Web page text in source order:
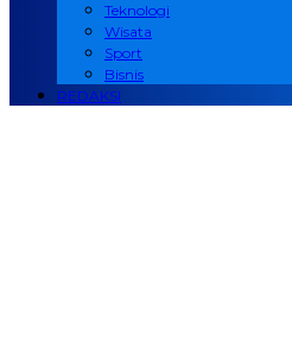
Teknologi
Wisata
Sport
Bisnis
REDAKSI